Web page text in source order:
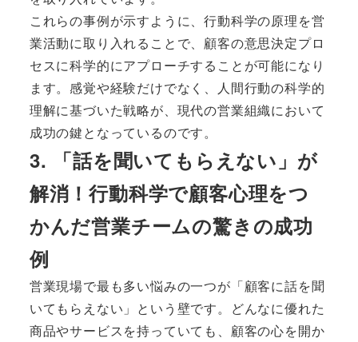
これらの事例が示すように、行動科学の原理を営
業活動に取り入れることで、顧客の意思決定プロ
セスに科学的にアプローチすることが可能になり
ます。感覚や経験だけでなく、人間行動の科学的
理解に基づいた戦略が、現代の営業組織において
成功の鍵となっているのです。
3. 「話を聞いてもらえない」が
解消！行動科学で顧客心理をつ
かんだ営業チームの驚きの成功
例
営業現場で最も多い悩みの一つが「顧客に話を聞
いてもらえない」という壁です。どんなに優れた
商品やサービスを持っていても、顧客の心を開か